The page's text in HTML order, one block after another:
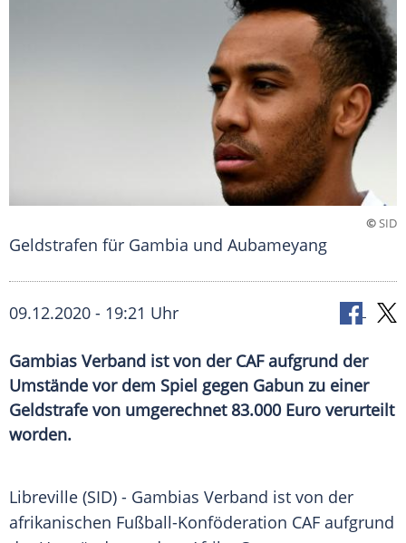
©SID
Geldstrafen für Gambia und Aubameyang
09.12.2020 - 19:21 Uhr
Gambias Verband ist von der CAF aufgrund der
Umstände vor dem Spiel gegen Gabun zu einer
Geldstrafe von umgerechnet 83.000 Euro verurteilt
worden.
Libreville (SID) - Gambias Verband ist von der
afrikanischen Fußball-Konföderation CAF aufgrund